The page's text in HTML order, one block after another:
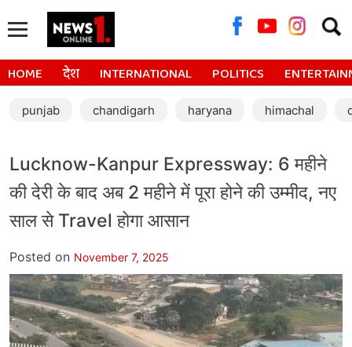
for:
HOME देश INTERNATIONAL POLITICS
punjab chandigarh haryana himachal
Lucknow-Kanpur Expressway: 6 महीने
की देरी के बाद अब 2 महीने में पूरा होने की उम्मीद, नए
साल से Travel होगा आसान
Posted on November 7, 2025